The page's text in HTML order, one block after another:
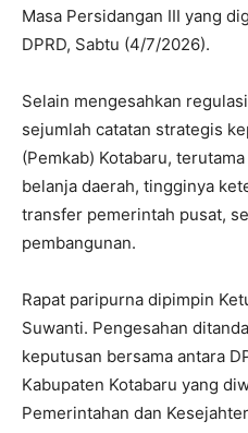
Masa Persidangan III yang
DPRD, Sabtu (4/7/2026).
Selain mengesahkan
sejumlah catatan strategis
(Pemkab) Kotabaru,
belanja daerah, tingginya
transfer pemerintah pusat,
pembangunan.
Rapat paripurna dipimpin
Suwanti. Pengesahan
keputusan bersama antara
Kabupaten Kotabaru yang
Pemerintahan dan